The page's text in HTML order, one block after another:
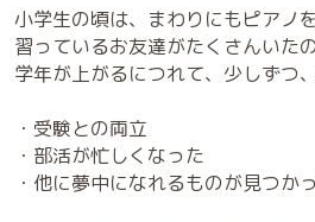
小学生の頃は、まわりにもピアノを
習っているお友達がたくさんいたの
学年が上がるにつれて、少しずつ
・受験との両立
・部活が忙しくなった
・他に夢中になれるものが見つか